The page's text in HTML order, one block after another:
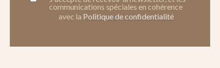
communications spéciales en cohérence
avec la Politique de confidentialité